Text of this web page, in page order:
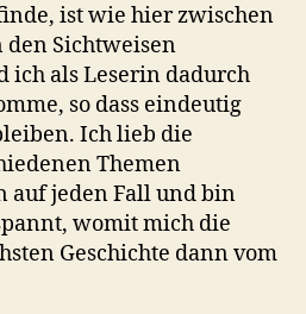
ist wie hier zwischen
den Sichtweisen
ich als Leserin dadurch
so dass eindeutig
Ich lieb die
Themen
auf jeden Fall und bin
womit mich die
Geschichte dann vom